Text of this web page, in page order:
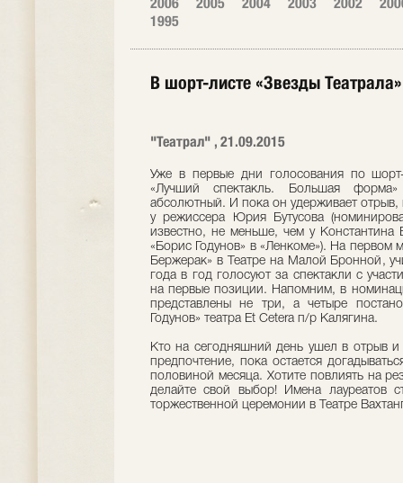
1995
В шорт-листе «Звезды
"Театрал" , 21.09.2015
Уже в первые дни голосования по
«Лучший спектакль. Большая
абсолютный. И пока он удерживает
у режиссера Юрия Бутусова
известно, не меньше, чем у Константина
«Борис Годунов» в «Ленкоме»). На первом
Бержерак» в Театре на Малой Бронной,
года в год голосуют за спектакли с
на первые позиции. Напомним, в
представлены не три, а четыре
Годунов» театра Et Cetera п/р Калягина.
Кто на сегодняшний день ушел в отрыв и
предпочтение, пока остается
половиной месяца. Хотите повлиять на
делайте свой выбор! Имена лауреатов
торжественной церемонии в Театре